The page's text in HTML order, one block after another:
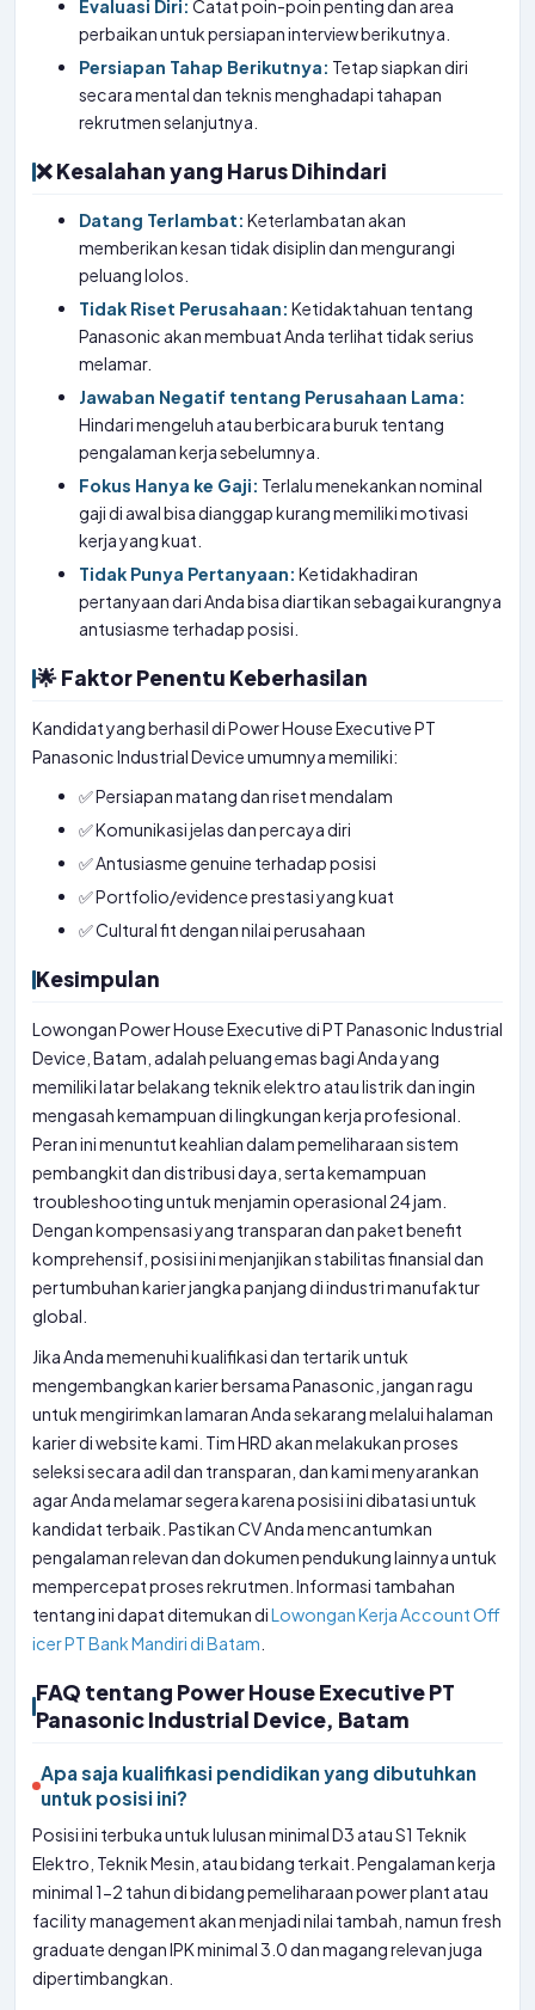
Evaluasi Diri: Catat poin-poin penting dan area
perbaikan untuk persiapan interview berikutnya.
Persiapan Tahap Berikutnya: Tetap siapkan diri
secara mental dan teknis menghadapi tahapan
rekrutmen selanjutnya.
❌ Kesalahan yang Harus Dihindari
Datang Terlambat: Keterlambatan akan
memberikan kesan tidak disiplin dan mengurangi
peluang lolos.
Tidak Riset Perusahaan: Ketidaktahuan tentang
Panasonic akan membuat Anda terlihat tidak serius
melamar.
Jawaban Negatif tentang Perusahaan Lama:
Hindari mengeluh atau berbicara buruk tentang
pengalaman kerja sebelumnya.
Fokus Hanya ke Gaji: Terlalu menekankan nominal
gaji di awal bisa dianggap kurang memiliki motivasi
kerja yang kuat.
Tidak Punya Pertanyaan: Ketidakhadiran
pertanyaan dari Anda bisa diartikan sebagai kurangnya
antusiasme terhadap posisi.
🌟 Faktor Penentu Keberhasilan
Kandidat yang berhasil di Power House Executive PT
Panasonic Industrial Device umumnya memiliki:
✅ Persiapan matang dan riset mendalam
✅ Komunikasi jelas dan percaya diri
✅ Antusiasme genuine terhadap posisi
✅ Portfolio/evidence prestasi yang kuat
✅ Cultural fit dengan nilai perusahaan
Kesimpulan
Lowongan Power House Executive di PT Panasonic Industrial
Device, Batam, adalah peluang emas bagi Anda yang
memiliki latar belakang teknik elektro atau listrik dan ingin
mengasah kemampuan di lingkungan kerja profesional.
Peran ini menuntut keahlian dalam pemeliharaan sistem
pembangkit dan distribusi daya, serta kemampuan
troubleshooting untuk menjamin operasional 24 jam.
Dengan kompensasi yang transparan dan paket benefit
komprehensif, posisi ini menjanjikan stabilitas finansial dan
pertumbuhan karier jangka panjang di industri manufaktur
global.
Jika Anda memenuhi kualifikasi dan tertarik untuk
mengembangkan karier bersama Panasonic, jangan ragu
untuk mengirimkan lamaran Anda sekarang melalui halaman
karier di website kami. Tim HRD akan melakukan proses
seleksi secara adil dan transparan, dan kami menyarankan
agar Anda melamar segera karena posisi ini dibatasi untuk
kandidat terbaik. Pastikan CV Anda mencantumkan
pengalaman relevan dan dokumen pendukung lainnya untuk
mempercepat proses rekrutmen. Informasi tambahan
tentang ini dapat ditemukan diLowongan Kerja Account Off
icer PT Bank Mandiri di Batam
FAQ tentang Power House Executive PT
Panasonic Industrial Device, Batam
Apa saja kualifikasi pendidikan yang dibutuhkan
untuk posisi ini?
Posisi ini terbuka untuk lulusan minimal D3 atau S1 Teknik
Elektro, Teknik Mesin, atau bidang terkait. Pengalaman kerja
minimal 1-2 tahun di bidang pemeliharaan power plant atau
facility management akan menjadi nilai tambah, namun fresh
graduate dengan IPK minimal 3.0 dan magang relevan juga
dipertimbangkan.